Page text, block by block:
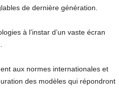
de dernière génération.
à l’instar d’un vaste écran
aux normes internationales et
des modèles qui répondront